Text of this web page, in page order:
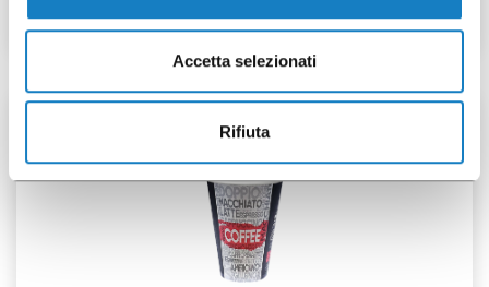
Accetta selezionati
Rifiuta
80 pz